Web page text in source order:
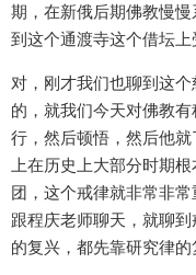
期，在新俄后期佛教慢
到这个通渡寺这个借坛上
对，刚才我们也聊到这
的，就我们今天对佛教
行，然后顿悟，然后他
上在历史上大部分时期
团，这个戒律就非常非
跟程庆老师聊天，就聊
的复兴，都先靠研究律的